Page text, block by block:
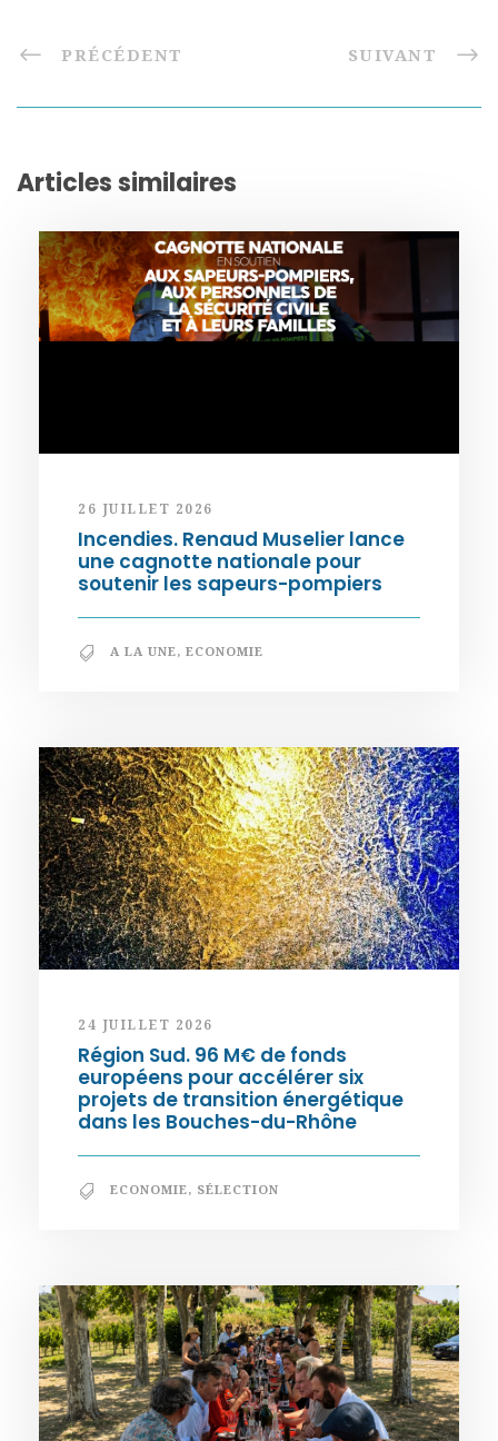
PRÉCÉDENT SUIVANT
Articles similaires
26 JUILLET 2026
Incendies. Renaud Muselier lance
une cagnotte nationale pour
soutenir les sapeurs-pompiers
A LA UNE, ECONOMIE
24 JUILLET 2026
Région Sud. 96 M€ de fonds
européens pour accélérer six
projets de transition énergétique
dans les Bouches-du-Rhône
ECONOMIE, SÉLECTION